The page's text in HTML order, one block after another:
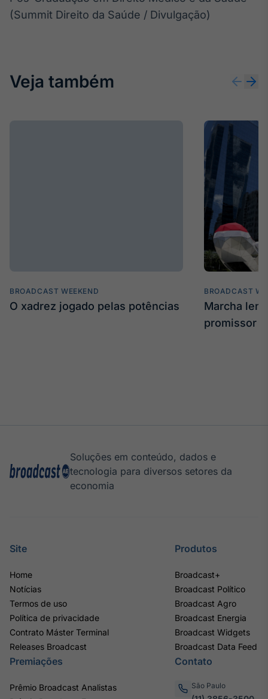
(Summit Direito da Saúde / Divulgação)
Veja também
BROADCAST WEEKEND
O xadrez jogado pelas potências
BROADCAST
Marcha
promissor
Soluções em conteúdo, dados e
tecnologia para diversos setores da
economia
Site
Home
Notícias
Termos de uso
Política de privacidade
Contrato Máster Terminal
Releases Broadcast
Produtos
Broadcast+
Broadcast Político
Broadcast Agro
Broadcast Energia
Broadcast Widgets
Broadcast Data Feed
Premiações
Prêmio Broadcast Analistas
Contato
São Paulo